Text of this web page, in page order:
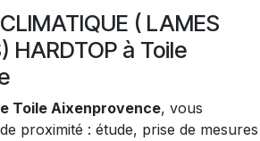
( LAMES
HARDTOP à Toile
Toile Aixenprovence, vous
proximité : étude, prise de mesures